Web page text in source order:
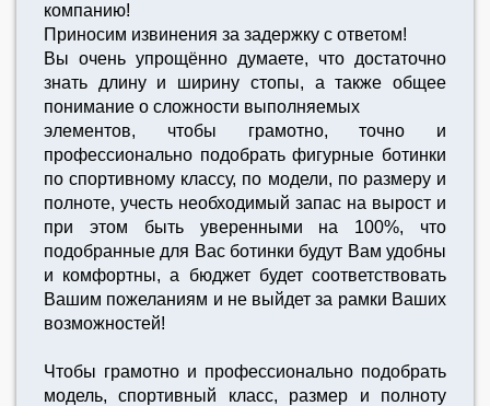
компанию!
Приносим извинения за задержку с ответом!
Вы очень упрощённо думаете, что достаточно
знать длину и ширину стопы, а также общее
понимание о сложности выполняемых
элементов, чтобы грамотно, точно и
профессионально подобрать фигурные ботинки
по спортивному классу, по модели, по размеру и
полноте, учесть необходимый запас на вырост и
при этом быть уверенными на 100%, что
подобранные для Вас ботинки будут Вам удобны
и комфортны, а бюджет будет соответствовать
Вашим пожеланиям и не выйдет за рамки Ваших
возможностей!
Чтобы грамотно и профессионально подобрать
модель, спортивный класс, размер и полноту